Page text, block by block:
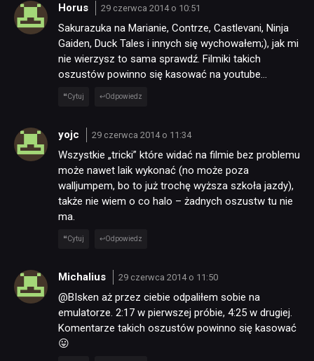
Horus 29 czerwca 2014 o 10:51
Sakurazuka na Marianie, Contrze, Castlevani, Ninja
Gaiden, Duck Tales i innych się wychowałem;), jak mi
nie wierzysz to sama sprawdź. Filmiki takich
oszustów powinno się kasować na youtube…
Cytuj Odpowiedz
yojc 29 czerwca 2014 o 11:34
Wszystkie „tricki” które widać na filmie bez problemu
może nawet laik wykonać (no może poza
walljumpem, bo to już trochę wyższa szkoła jazdy),
także nie wiem o co halo – żadnych oszustw tu nie
ma.
Cytuj Odpowiedz
Michalius 29 czerwca 2014 o 11:50
@BIsken aż przez ciebie odpaliłem sobie na
emulatorze. 2:17 w pierwszej próbie, 4:25 w drugiej.
Komentarze takich oszustów powinno się kasować
😛